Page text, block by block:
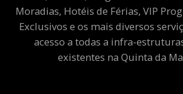
Moradias, Hotéis de Férias, VIP
Exclusivos e os mais diversos
acesso a todas a infra-
existentes na Quinta da